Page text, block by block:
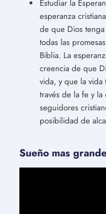
Estudiar la
esperanza
de que Dios
todas las
Biblia. La
creencia de que
vida, y que la
través de la fe y
seguidores
posibilidad de
Sueño mas